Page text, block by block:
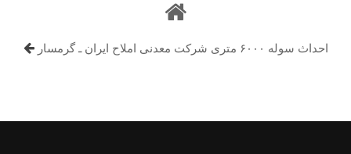
احداث سوله ۶۰۰۰ متری شرکت معدنی املاح ایران ـ گرمسار